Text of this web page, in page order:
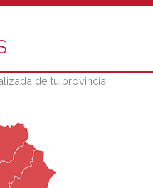
de tu provincia